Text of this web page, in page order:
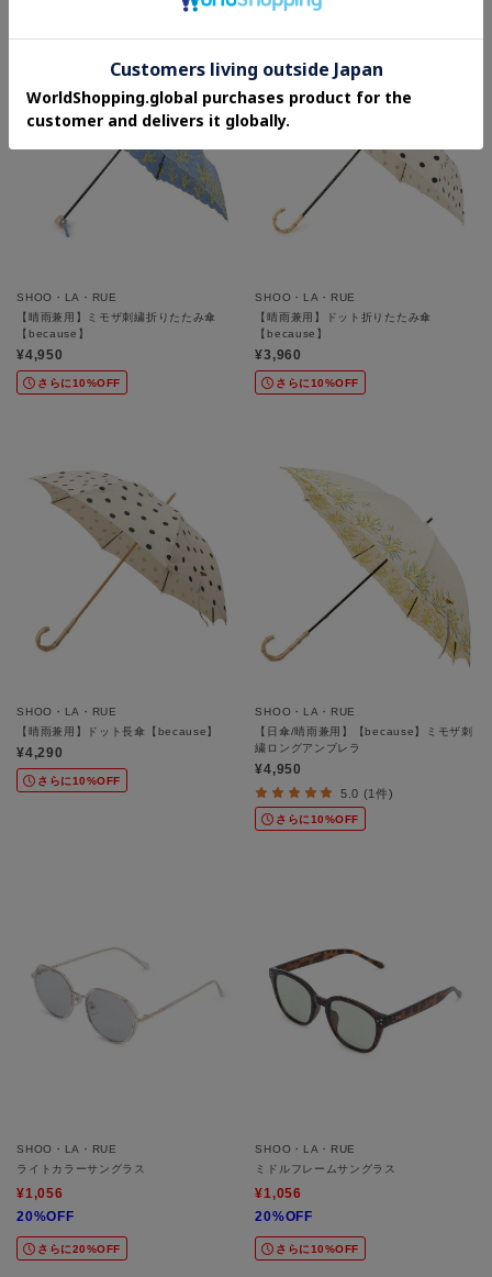
SHOO・LA・RUE
【晴雨兼用】ミモザ刺繍折りたたみ傘
【because】
¥4,950
さらに10%OFF
SHOO・LA・RUE
【晴雨兼用】ドット折りたたみ傘
【because】
¥3,960
さらに10%OFF
SHOO・LA・RUE
【晴雨兼用】ドット長傘【because】
¥4,290
さらに10%OFF
SHOO・LA・RUE
【日傘/晴雨兼用】【because】ミモザ刺
繍ロングアンブレラ
¥4,950
5.0 (1件)
さらに10%OFF
SHOO・LA・RUE
ライトカラーサングラス
¥1,056
20%OFF
さらに20%OFF
SHOO・LA・RUE
ミドルフレームサングラス
¥1,056
20%OFF
さらに10%OFF